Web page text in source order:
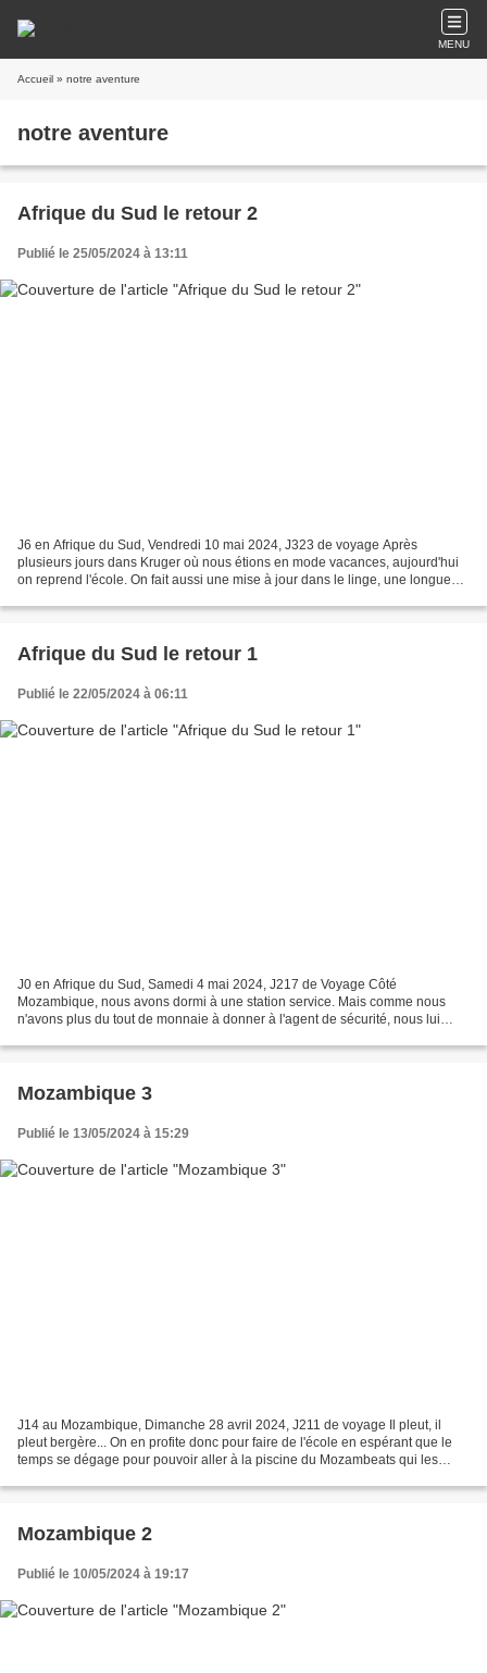
MENU
Accueil » notre aventure
notre aventure
Afrique du Sud le retour 2
Publié le 25/05/2024 à 13:11
J6 en Afrique du Sud, Vendredi 10 mai 2024, J323 de voyage Après
plusieurs jours dans Kruger où nous étions en mode vacances, aujourd'hui
on reprend l'école. On fait aussi une mise à jour dans le linge, une longue
Afrique du Sud le retour 1
Publié le 22/05/2024 à 06:11
J0 en Afrique du Sud, Samedi 4 mai 2024, J217 de Voyage Côté
Mozambique, nous avons dormi à une station service. Mais comme nous
n'avons plus du tout de monnaie à donner à l'agent de sécurité, nous lui
Mozambique 3
Publié le 13/05/2024 à 15:29
J14 au Mozambique, Dimanche 28 avril 2024, J211 de voyage Il pleut, il
pleut bergère... On en profite donc pour faire de l'école en espérant que le
temps se dégage pour pouvoir aller à la piscine du Mozambeats qui les
Mozambique 2
Publié le 10/05/2024 à 19:17